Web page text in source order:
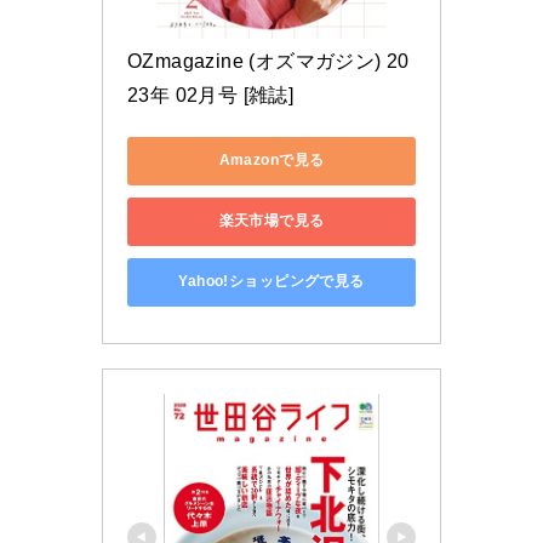
OZmagazine (オズマガジン) 20
23年 02月号 [雑誌]
Amazonで見る
楽天市場で見る
Yahoo!ショッピングで見る